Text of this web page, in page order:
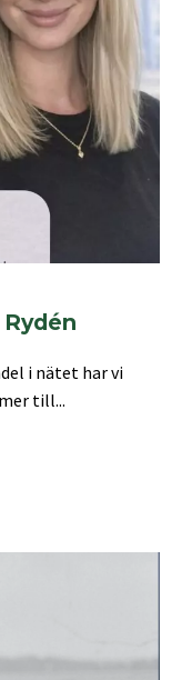
i nätet har vi
till...